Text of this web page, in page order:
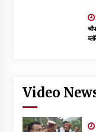
Video